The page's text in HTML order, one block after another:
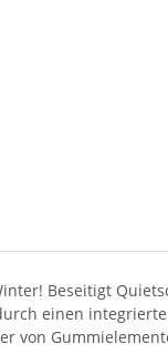
Beseitigt
einen
von